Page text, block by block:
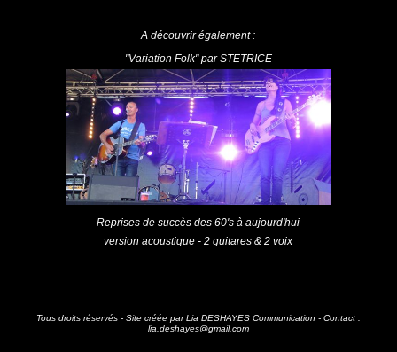
A découvrir également :
"Variation Folk" par STETRICE
Reprises de succès des 60's à aujourd'hui
version acoustique - 2 guitares & 2 voix
Tous droits réservés - Site créée par Lia DESHAYES Communication - Contact :
lia.deshayes@gmail.com